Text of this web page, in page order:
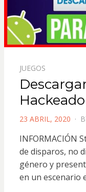
JUEGOS
POSTED
23 ABRIL, 2020
INFORMACIÓN
de disparos, no
género y
en un escenario